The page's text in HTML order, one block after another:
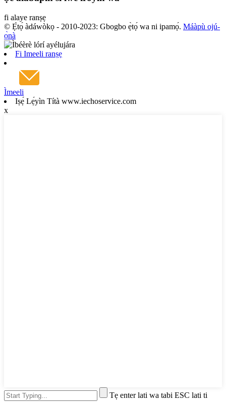
fi alaye ranṣẹ
© Ẹ̀tọ́ àdáwòkọ - 2010-2023: Gbogbo ẹ̀tọ́ wa ni ipamọ́. Máàpù ojú-
ọ̀nà
Fi Imeeli ranṣẹ
Ìmeeli
Iṣẹ́ Lẹ́yìn Títà www.iechoservice.com
x
Tẹ enter lati wa tabi ESC lati ti